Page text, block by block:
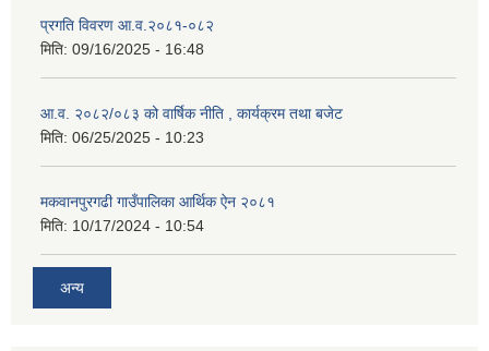
प्रगति विवरण आ.व.२०८१-०८२
मिति: 09/16/2025 - 16:48
आ.व. २०८२/०८३ को वार्षिक नीति , कार्यक्रम तथा बजेट
मिति: 06/25/2025 - 10:23
मकवानपुरगढी गाउँपालिका आर्थिक ‌‌‌ऐन २०८१
मिति: 10/17/2024 - 10:54
अन्य